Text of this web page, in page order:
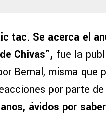
tac. Se acerca el
Chivas”, fue la
Bernal, misma que
por parte
ávidos por